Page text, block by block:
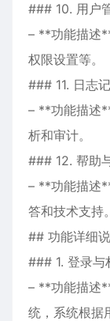
### 10. 用户
– **功能描述
权限设置等。
### 11. 日志
– **功能描述
析和审计。
### 12. 帮助
– **功能描述
答和技术支持。
## 功能详细
### 1. 登录与
– **功能描述
统，系统根据